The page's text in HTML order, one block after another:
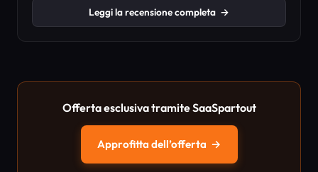
Leggi la recensione completa →
Offerta esclusiva tramite SaaSpartout
Approfitta dell’offerta →